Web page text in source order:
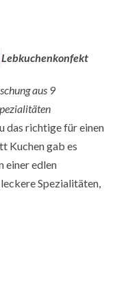
Lebkuchenkonfekt
aus 9
das richtige für einen
Kuchen gab es
einer edlen
Spezialitäten,